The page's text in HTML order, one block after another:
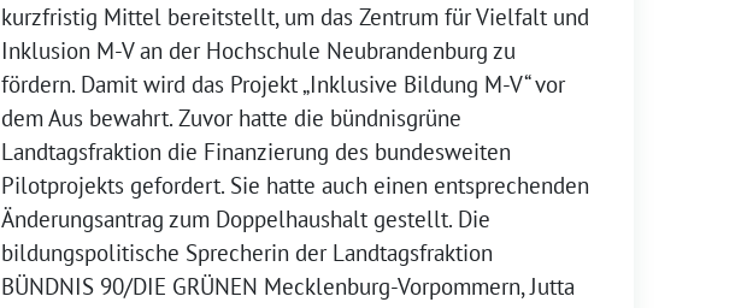
kurzfristig Mittel bereitstellt, um das Zentrum für Vielfalt und
Inklusion M-V an der Hochschule Neubrandenburg zu
fördern. Damit wird das Projekt „Inklusive Bildung M-V“ vor
dem Aus bewahrt. Zuvor hatte die bündnisgrüne
Landtagsfraktion die Finanzierung des bundesweiten
Pilotprojekts gefordert. Sie hatte auch einen entsprechenden
Änderungsantrag zum Doppelhaushalt gestellt. Die
bildungspolitische Sprecherin der Landtagsfraktion
BÜNDNIS 90/DIE GRÜNEN Mecklenburg-Vorpommern, Jutta